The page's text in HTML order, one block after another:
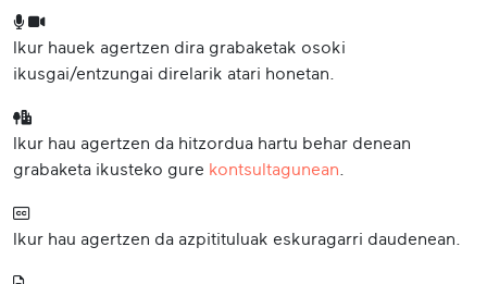
Ikur hauek agertzen dira grabaketak osoki
ikusgai/entzungai direlarik atari honetan.
Ikur hau agertzen da hitzordua hartu behar denean
grabaketa ikusteko gure kontsultagunean
Ikur hau agertzen da azpitituluak eskuragarri daudenean.